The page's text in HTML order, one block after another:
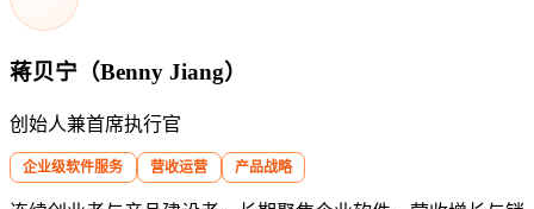
蒋贝宁（Benny Jiang）
创始人兼首席执行官
企业级软件服务 营收运营 产品战略